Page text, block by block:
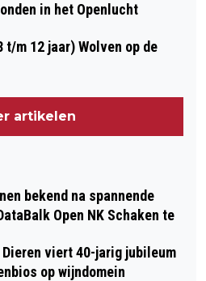
in het Openlucht
t/m 12 jaar) Wolven op de
artikelen
bekend na spannende
Open NK Schaken te
viert 40-jarig jubileum
op wijndomein